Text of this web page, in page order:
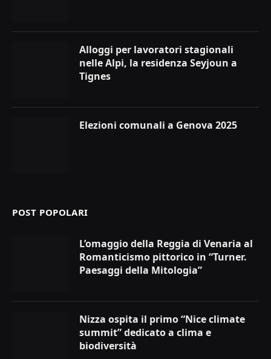
Alloggi per lavoratori stagionali
nelle Alpi, la residenza Seyjoun a
Tignes
Elezioni comunali a Genova 2025
POST POPOLARI
L’omaggio della Reggia di Venaria al
Romanticismo pittorico in “Turner.
Paesaggi della Mitologia”
Nizza ospita il primo “Nice climate
summit” dedicato a clima e
biodiversità